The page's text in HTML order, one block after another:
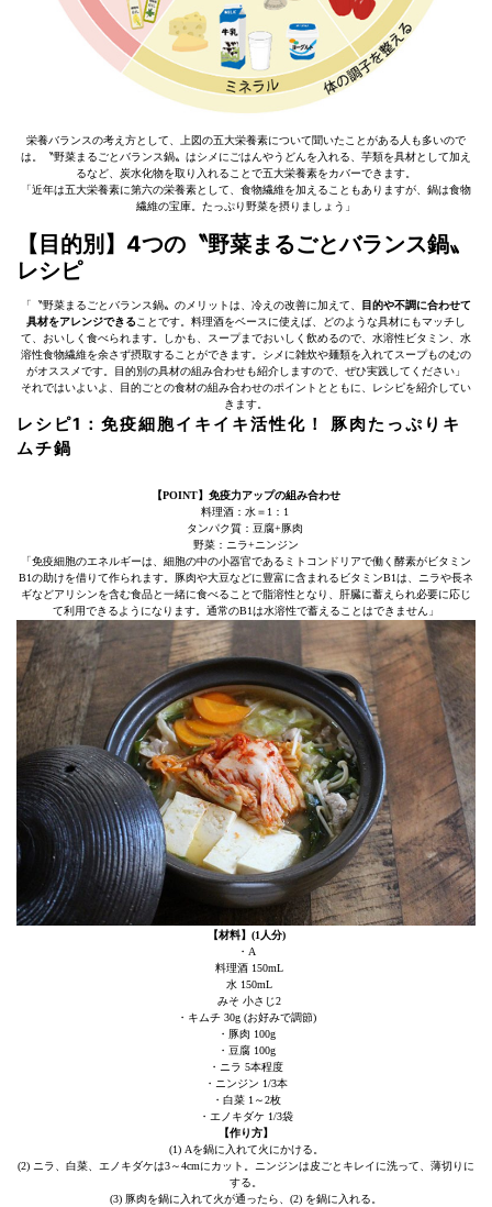
栄養バランスの考え方として、上図の五大栄養素について聞いたことがある人も多いので
は。〝野菜まるごとバランス鍋〟はシメにごはんやうどんを入れる、芋類を具材として加え
るなど、炭水化物を取り入れることで五大栄養素をカバーできます。
「近年は五大栄養素に第六の栄養素として、食物繊維を加えることもありますが、鍋は食物
繊維の宝庫。たっぷり野菜を摂りましょう」
【目的別】4つの〝野菜まるごとバランス鍋〟
レシピ
「〝野菜まるごとバランス鍋〟のメリットは、冷えの改善に加えて、
目的や不調に合わせて
具材をアレンジできる ことです。料理酒をベースに使えば、どのような具材にもマッチし
て、おいしく食べられます。しかも、スープまでおいしく飲めるので、水溶性ビタミン、水
溶性食物繊維を余さず摂取することができます。シメに雑炊や麺類を入れてスープものむの
がオススメです。目的別の具材の組み合わせも紹介しますので、ぜひ実践してください」
それではいよいよ、目的ごとの食材の組み合わせのポイントとともに、レシピを紹介してい
きます。
レシピ1：免疫細胞イキイキ活性化！ 豚肉たっぷりキ
ムチ鍋
【POINT】免疫力アップの組み合わせ
料理酒：水＝1：1
タンパク質：豆腐+豚肉
野菜：ニラ+ニンジン
「免疫細胞のエネルギーは、細胞の中の小器官であるミトコンドリアで働く酵素がビタミン
B1の助けを借りて作られます。豚肉や大豆などに豊富に含まれるビタミンB1は、ニラや長ネ
ギなどアリシンを含む食品と一緒に食べることで脂溶性となり、肝臓に蓄えられ必要に応じ
て利用できるようになります。通常のB1は水溶性で蓄えることはできません」
【材料】(1人分)
・A
料理酒 150mL
水 150mL
みそ 小さじ2
・キムチ 30g (お好みで調節)
・豚肉 100g
・豆腐 100g
・ニラ 5本程度
・ニンジン 1/3本
・白菜 1～2枚
・エノキダケ 1/3袋
【作り方】
(1) Aを鍋に入れて火にかける。
(2) ニラ、白菜、エノキダケは3～4cmにカット。ニンジンは皮ごとキレイに洗って、薄切りに
する。
(3) 豚肉を鍋に入れて火が通ったら、(2) を鍋に入れる。